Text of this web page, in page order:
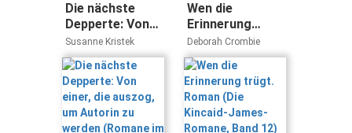
Die nächste
Depperte: Von
einer, die
auszog, um
Autorin zu
werden (Romane
im GMEINER-
Verlag)
Susanne Kristek
Wen die
Erinnerung
trügt. Roman
(Die Kincaid-
James-Romane,
Band 12)
Deborah Crombie